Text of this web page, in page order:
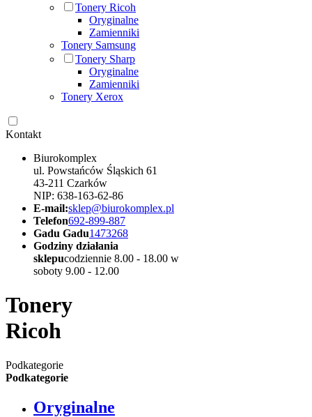
Tonery Ricoh
Oryginalne
Zamienniki
Tonery Samsung
Tonery Sharp
Oryginalne
Zamienniki
Tonery Xerox
Kontakt
Biurokomplex
ul. Powstańców Śląskich 61
43-211 Czarków
NIP: 638-163-62-86
E-mail:sklep@biurokomplex.pl
Telefon692-899-887
Gadu Gadu1473268
Godziny działania
sklepucodziennie 8.00 - 18.00 w
soboty 9.00 - 12.00
Tonery
Ricoh
Podkategorie
Podkategorie
Oryginalne